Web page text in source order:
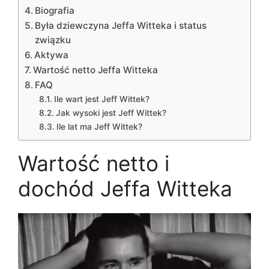
Biografia
Była dziewczyna Jeffa Witteka i status
związku
Aktywa
Wartość netto Jeffa Witteka
FAQ
Ile wart jest Jeff Wittek?
Jak wysoki jest Jeff Wittek?
Ile lat ma Jeff Wittek?
Wartość netto i
dochód Jeffa Witteka